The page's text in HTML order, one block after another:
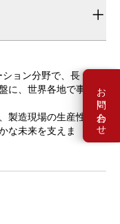
お問い合わせ
ョン分野で、長
に、世界各地で事
製造現場の生産性
な未来を支えま